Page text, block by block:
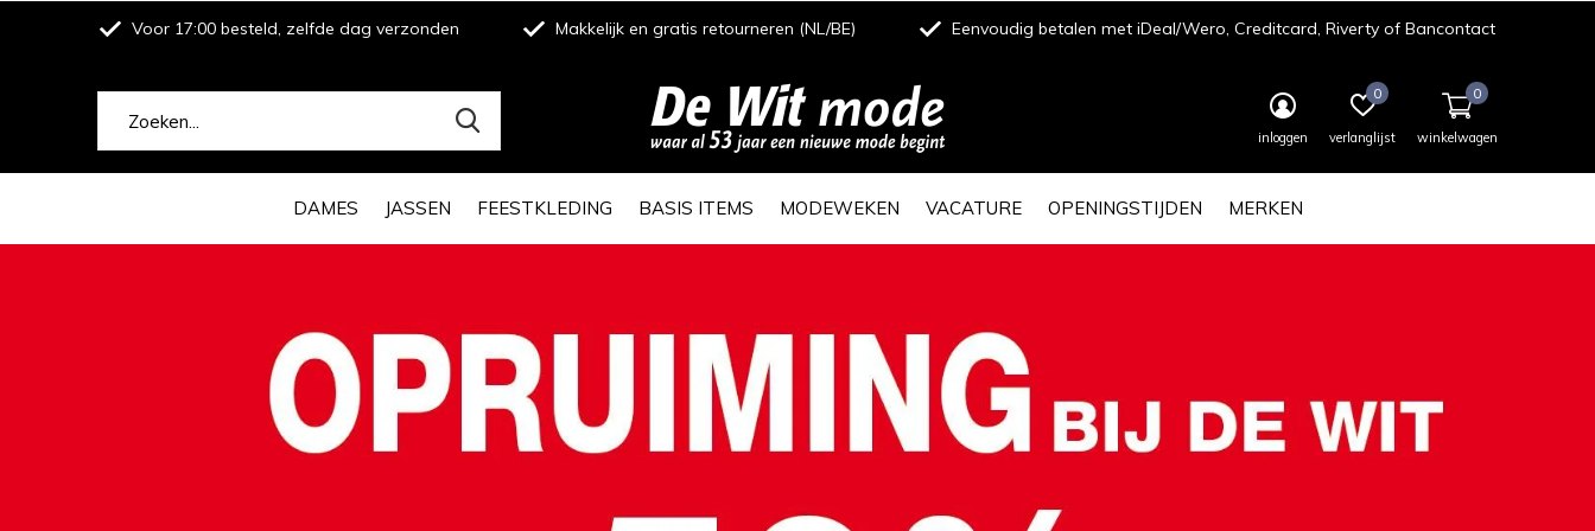
DAMES JASSEN FEESTKLEDING BASIS ITEMS MODEWEKEN VACATURE OPENINGSTIJDEN MERKEN
inloggen verlanglijst
0
winkelwagen
0
Voor 17:00 besteld, zelfde dag verzonden Makkelijk en gratis retourneren (NL/BE) Eenvoudig betalen met iDeal/Wero, Creditcard, Riverty of Bancontact